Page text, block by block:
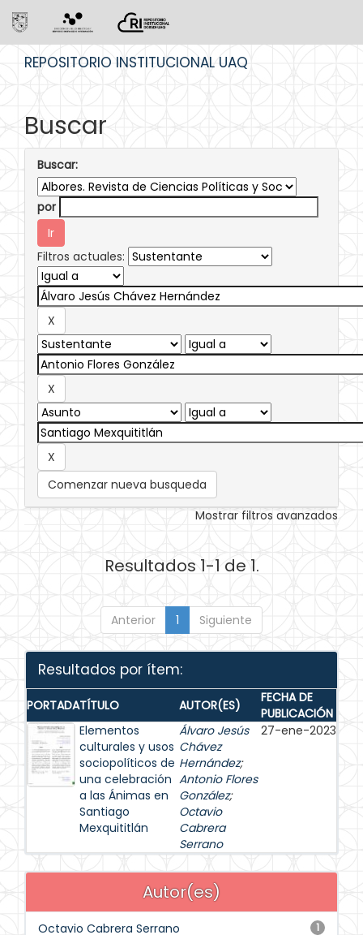
REPOSITORIO INSTITUCIONAL UAQ
Buscar
Buscar:
por
Filtros actuales:
Comenzar nueva busqueda
Mostrar filtros avanzados
Resultados 1-1 de 1.
Anterior 1 Siguiente
Resultados por ítem:
PORTADATÍTULO AUTOR(ES)
FECHA DE
PUBLICACIÓN
Elementos
culturales y usos
sociopolíticos de
una celebración
a las Ánimas en
Santiago
Mexquititlán
Álvaro Jesús
Chávez
Hernández;
Antonio Flores
González;
Octavio
Cabrera
Serrano
27-ene-2023
Autor(es)
1
Octavio Cabrera Serrano